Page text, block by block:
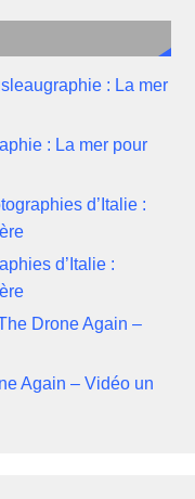
: La mer
: La mer pour
d’Italie :
d’Italie :
Drone Again –
Again – Vidéo un